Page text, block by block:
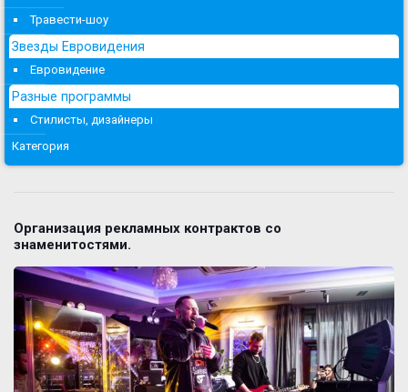
Травести-шоу
Звезды Евровидения
Евровидение
Разные программы
Стилисты, дизайнеры
Категория
Организация рекламных контрактов со
знаменитостями.